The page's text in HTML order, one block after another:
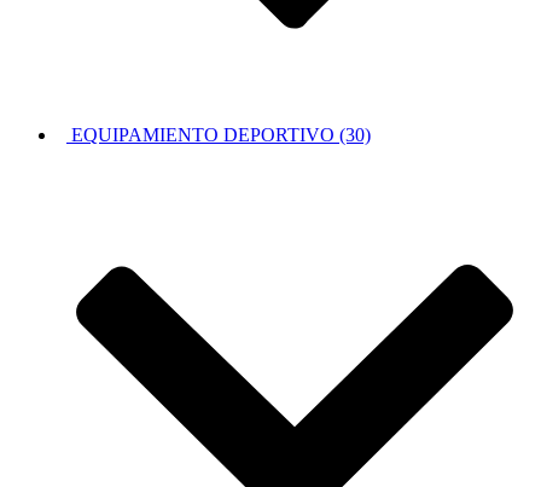
EQUIPAMIENTO DEPORTIVO (30)